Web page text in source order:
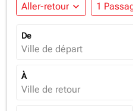
Aller-retour expand_more 1
De
Ville de départ
À
Ville de retour